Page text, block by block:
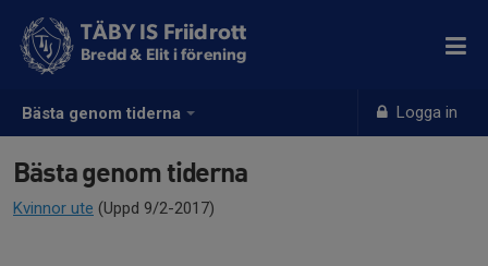
Bästa genom tiderna Logga in
TÄBY IS Friidrott
Bredd & Elit i förening
Bästa genom tiderna
Kvinnor ute (Uppd 9/2-2017)